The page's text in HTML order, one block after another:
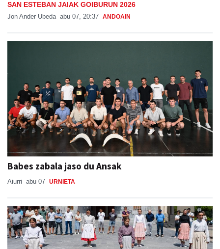
SAN ESTEBAN JAIAK GOIBURUN 2026
Jon Ander Ubeda abu 07, 20:37 ANDOAIN
Babes zabala jaso du Ansak
Aiurri abu 07 URNIETA